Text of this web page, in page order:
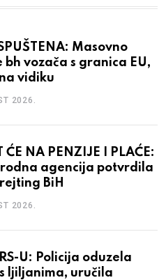
Masovno
bh vozača s granica EU,
vidiku
2026.
ĆE NA PENZIJE I PLAĆE:
agencija potvrdila
BiH
2026.
U: Policija oduzela
ljiljanima, uručila